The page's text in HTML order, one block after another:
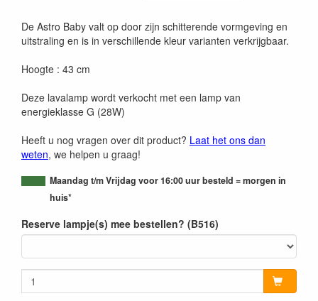
De Astro Baby valt op door zijn schitterende vormgeving en
uitstraling en is in verschillende kleur varianten verkrijgbaar.
Hoogte : 43 cm
Deze lavalamp wordt verkocht met een lamp van
energieklasse G (28W)
Heeft u nog vragen over dit product? Laat het ons dan
weten, we helpen u graag!
Maandag t/m Vrijdag voor 16:00 uur besteld = morgen in
huis*
Reserve lampje(s) mee bestellen? (B516)